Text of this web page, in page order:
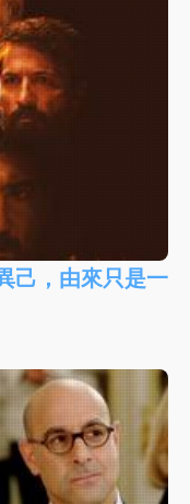
己，由來只是一